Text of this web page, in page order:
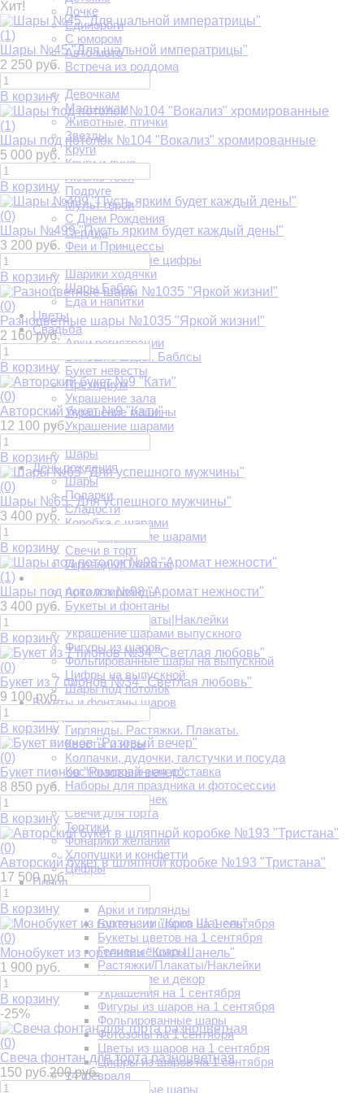
Дочке
Единороги
С юмором
Авто-мото
Встреча из роддома
Девочкам
Мальчикам
Животные, птички
Звезды
Круги
Круги и луна
Люблю тебя
Подруге
Мульт герои
С Днем Рождения
Сердца
Феи и Принцессы
Фольгированные цифры
Шарики ходячки
Шары Баблс
Еда и напитки
Цветы
Свадьба
Арки регистрации
Большие шары. Баблсы
Букет невесты
Президиум
Украшение зала
Украшение машины
Украшение шарами
Шары
День рождения
Шары
Подарки
Сладости
Коробка с шарами
Украшение шарами
Свечи в торт
Гирлянды|Плакаты
Выпускной
Арки и гирлянды
Букеты и фонтаны
Растяжки|Плакаты|Наклейки
Украшение шарами выпускного
Фигуры из шаров
Фольгированные шары на выпускной
Цифры на выпускной
Шары под потолок
Букеты и фонтаны шаров
Гирлянды. Растяжки. Плакаты.
Квесты и игры
Колпачки, дудочки, галстучки и посуда
Костюмированная доставка
Наборы для праздника и фотосессии
Салют из бабочек
Свечи для торта
Тортики
Фонарики желаний
Хлопушки и конфетти
Цифры
Повод
Арки и гирлянды
Букеты из шаров на 1 сентября
Букеты цветов на 1 сентября
Гелиевые шары
Растяжки/Плакаты/Наклейки
Украшение и декор
Украшения на 1 сентября
Фигуры из шаров на 1 сентября
Фольгированные шары
Фотозоны на 1 сентября
Цветы из шаров на 1 сентября
Цифры из шаров на 1 сентября
14 февраля
Воздушные шары
Хит!
(1)
Шары №45 "Для шальной императрицы"
2 250 руб.
В корзину
(1)
Шары под потолок №104 "Вокализ" хромированные
5 000 руб.
В корзину
(0)
Шары №499 "Пусть ярким будет каждый день!"
3 200 руб.
В корзину
(0)
Разноцветные шары №1035 "Яркой жизни!"
2 160 руб.
В корзину
(0)
Авторский букет №9 "Кати"
12 100 руб.
В корзину
(0)
Шары №65 "Для успешного мужчины"
3 400 руб.
В корзину
(1)
Шары под потолок №98 "Аромат нежности"
3 400 руб.
В корзину
(0)
Букет из 7 пионов №34 "Светлая любовь"
9 100 руб.
В корзину
(0)
Букет пионов "Розовый вечер"
8 850 руб.
В корзину
(0)
Авторский букет в шляпной коробке №193 "Тристана"
17 500 руб.
В корзину
(0)
Монобукет из гортензии "Коко Шанель"
1 900 руб.
В корзину
-25%
(0)
Свеча фонтан для торта разноцветная
150 руб.200 руб.